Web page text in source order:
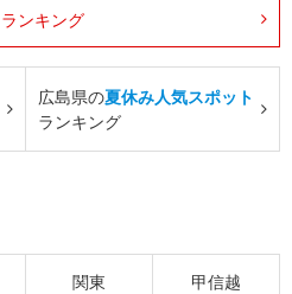
ランキング
広島県の夏休み人気スポット
ランキング
関東 甲信越